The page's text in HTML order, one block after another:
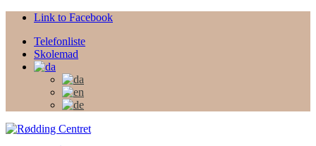
Link to Facebook
Telefonliste
Skolemad